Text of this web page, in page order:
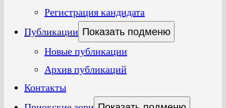
Регистрация кандидата
Публикации Показать подменю
Новые публикации
Архив публикаций
Контакты